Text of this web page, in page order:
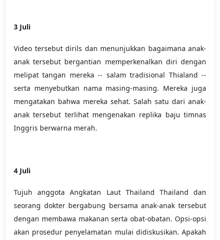
3 Juli
Video tersebut dirils dan menunjukkan bagaimana anak-
anak tersebut bergantian memperkenalkan diri dengan
melipat tangan mereka -- salam tradisional Thialand --
serta menyebutkan nama masing-masing. Mereka juga
mengatakan bahwa mereka sehat. Salah satu dari anak-
anak tersebut terlihat mengenakan replika baju timnas
Inggris berwarna merah.
4 Juli
Tujuh anggota Angkatan Laut Thailand Thailand dan
seorang dokter bergabung bersama anak-anak tersebut
dengan membawa makanan serta obat-obatan. Opsi-opsi
akan prosedur penyelamatan mulai didiskusikan. Apakah